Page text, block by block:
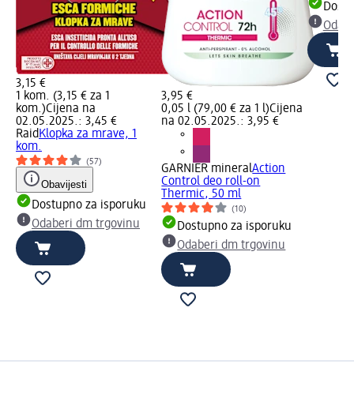
3,15 €
1 kom. (3,15 € za 1
kom.)Cijena na
02.05.2025.: 3,45 €
RaidKlopka za mrave, 1
kom.
(57)
Obavijesti
Dostupno za isporuku
Odaberi dm trgovinu
3,95 €
0,05 l (79,00 € za 1 l)Cijena
na 02.05.2025.: 3,95 €
GARNIER mineralAction
Control deo roll-on
Thermic, 50 ml
(10)
Dostupno za isporuku
Odaberi dm trgovinu